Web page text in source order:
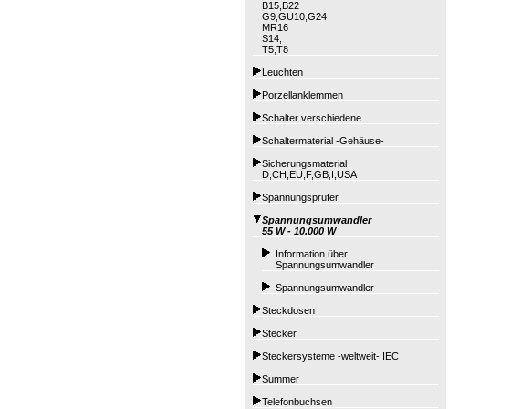
B15,B22
G9,GU10,G24
MR16
S14,
T5,T8
Leuchten
Porzellanklemmen
Schalter verschiedene
Schaltermaterial -Gehäuse-
Sicherungsmaterial
D,CH,EU,F,GB,I,USA
Spannungsprüfer
Spannungsumwandler
55 W - 10.000 W
Information über
Spannungsumwandler
Spannungsumwandler
Steckdosen
Stecker
Steckersysteme -weltweit- IEC
Summer
Telefonbuchsen